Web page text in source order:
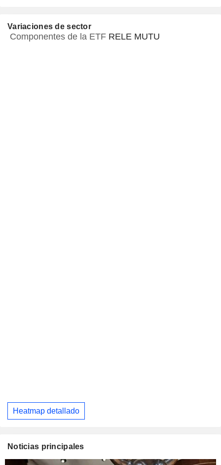
Variaciones de sector
Componentes de la ETF RELE MUTU
Heatmap detallado
Noticias principales